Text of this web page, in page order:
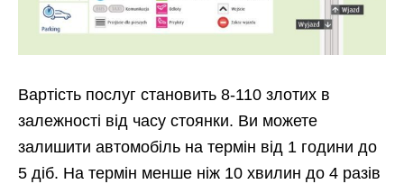
Вартість послуг становить 8-110 злотих в
залежності від часу стоянки. Ви можете
залишити автомобіль на термін від 1 години до
5 діб. На термін менше ніж 10 хвилин до 4 разів